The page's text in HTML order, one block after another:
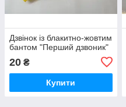
Дзвінок із блакитно-жовтим
бантом "Перший дзвоник"
20 ₴
Купити